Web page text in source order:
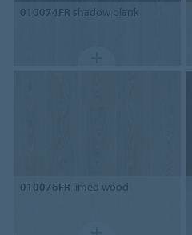
010074FR shadow plank
010076FR limed wood